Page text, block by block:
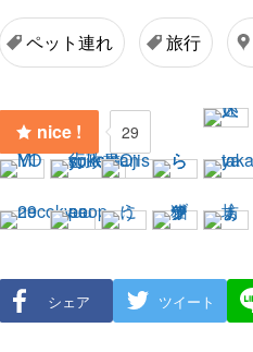
ペット連れ 旅行
nice ! 29
シェア ツイート